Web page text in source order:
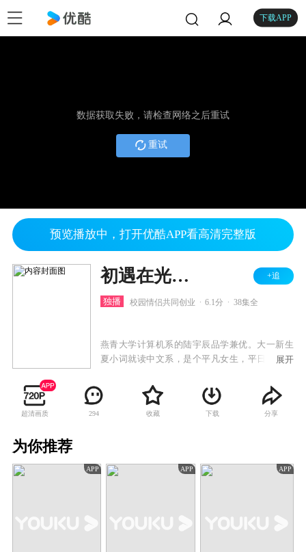
下载APP
数据获取失败，请检查网络之后重试
重试
预览播放中，打开优酷APP看高清完整版
初遇在光年之外 +追
独播 校园情侣共同创业 6.1分 38集全
燕青大学计算机系的陆宇辰品学兼优。大一新生
夏小词就读中文系，是个平凡女生，平日爱好就
善良的夏小词，上学第一天就意外撞个满怀，并
惹出一连串糗事，两人就此结下梁子。但随着在
校园生活的互动，他们越来越默契，共同解决了
展开
超清画质 294 收藏 下载 分享
为你推荐
APP APP APP